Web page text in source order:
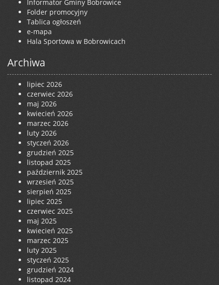
Informator Gminy Bobrowice
Folder promocyjny
Tablica ogłoszeń
e-mapa
Hala Sportowa w Bobrowicach
Archiwa
lipiec 2026
czerwiec 2026
maj 2026
kwiecień 2026
marzec 2026
luty 2026
styczeń 2026
grudzień 2025
listopad 2025
październik 2025
wrzesień 2025
sierpień 2025
lipiec 2025
czerwiec 2025
maj 2025
kwiecień 2025
marzec 2025
luty 2025
styczeń 2025
grudzień 2024
listopad 2024